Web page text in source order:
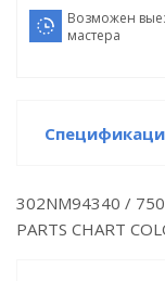
Возможен
мастера
302NM94340 /
PARTS CHART